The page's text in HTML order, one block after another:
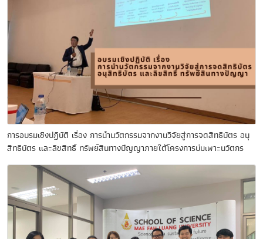
การอบรมเชิงปฏิบัติ เรื่อง การนำนวัตกรรมจากงานวิจัยสู่การจดสิทธิบัตร อนุ
สิทธิบัตร และลิขสิทธิ์ ทรัพย์สินทางปัญญาภายใต้โครงการบ่มเพาะนวัตกร